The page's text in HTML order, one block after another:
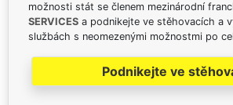
možnosti stát se členem mezinárodní
SERVICES a podnikejte ve stěhovacích a
službách s neomezenými možnostmi po
Podnikejte ve